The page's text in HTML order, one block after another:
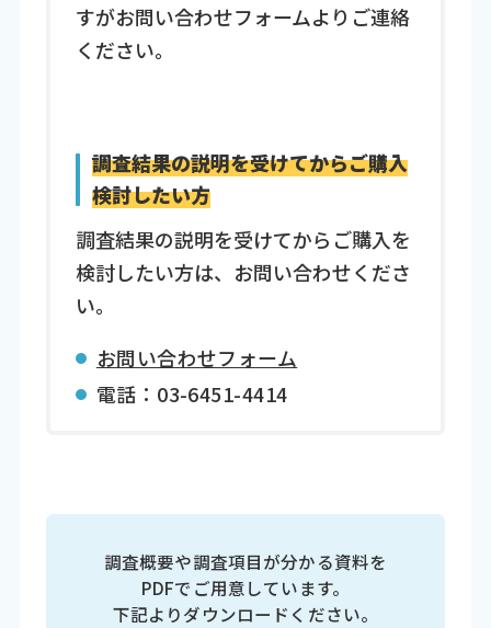
すがお問い合わせフォームよりご連絡
ください。
調査結果の説明を受けてからご購入
検討したい方
調査結果の説明を受けてからご購入を
検討したい方は、お問い合わせくださ
い。
お問い合わせフォーム
電話：03-6451-4414
調査概要や調査項目が分かる資料を
PDFでご用意しています。
下記よりダウンロードください。